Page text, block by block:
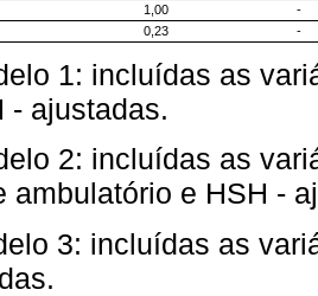
1,00
-
0,23 -
1: incluídas as
- ajustadas.
2: incluídas as
ambulatório e HSH -
3: incluídas as